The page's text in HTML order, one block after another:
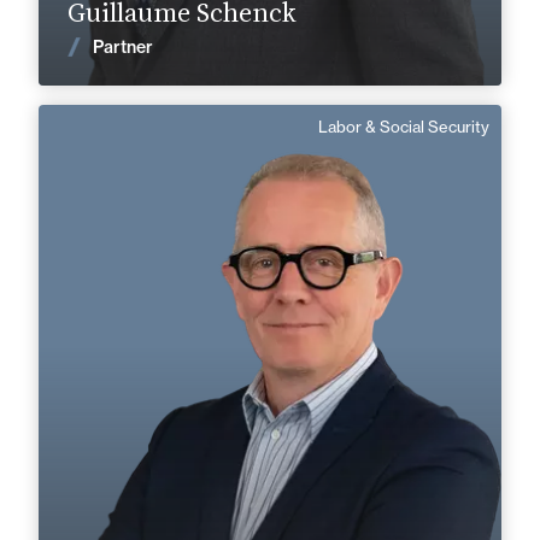
Guillaume Schenck
Partner
Labor & Social Security
Jean Yves Fleurance
Langue(s) parlé(es) :
Area of expertise
Labor & Social Security
Valence
+33 4 75 41 91 00
jean-yves.fleurance@fidal.com